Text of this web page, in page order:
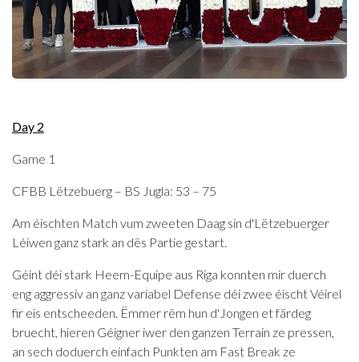
Day 2
Game 1
CFBB Lëtzebuerg – BS Jugla: 53 – 75
Am éischten Match vum zweeten Daag sin d'Lëtzebuerger
Léiwen ganz stark an dës Partie gestart.
Géint déi stark Heem-Equipe aus Riga konnten mir duerch
eng aggressiv an ganz variabel Defense déi zwee éischt Véirel
fir eis entscheeden. Ëmmer rëm hun d'Jongen et färdeg
bruecht, hieren Géigner iwer den ganzen Terrain ze pressen,
an sech doduerch einfach Punkten am Fast Break ze